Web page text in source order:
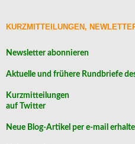
KURZMITTEILUNGEN,
Newsletter abonnieren
Aktuelle und frühere Rundbriefe
Kurzmitteilungen
auf Twitter
Neue Blog-Artikel per e-mail